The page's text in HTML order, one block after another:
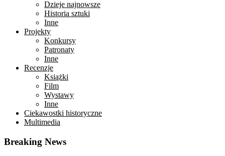
Dzieje najnowsze
Historia sztuki
Inne
Projekty
Konkursy
Patronaty
Inne
Recenzje
Książki
Film
Wystawy
Inne
Ciekawostki historyczne
Multimedia
Breaking News